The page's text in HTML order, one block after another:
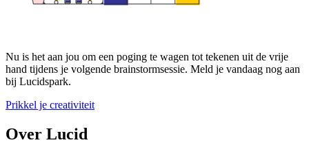
Nu is het aan jou om een poging te wagen tot tekenen uit de vrije
hand tijdens je volgende brainstormsessie. Meld je vandaag nog aan
bij Lucidspark.
Prikkel je creativiteit
Over Lucid